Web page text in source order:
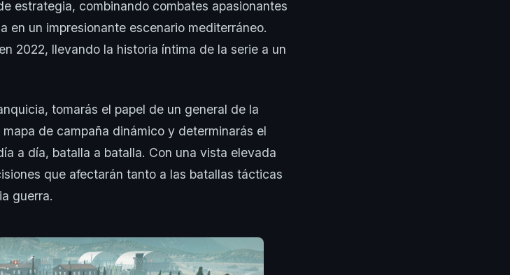
estrategia, combinando combates apasionantes
en un impresionante escenario mediterráneo.
2022, llevando la historia íntima de la serie a un
tomarás el papel de un general de la
de campaña dinámico y determinarás el
a día, batalla a batalla. Con una vista elevada
que afectarán tanto a las batallas tácticas
guerra.